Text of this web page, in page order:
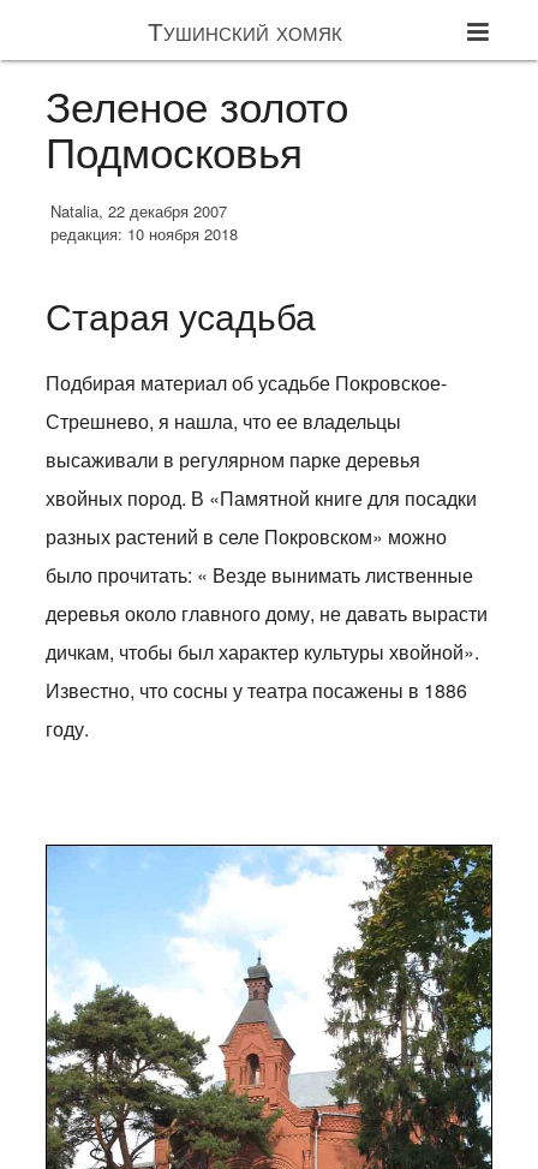
Тушинский хомяк
Зеленое золото
Подмосковья
Natalia, 22 декабря 2007
редакция: 10 ноября 2018
Старая усадьба
Подбирая материал об усадьбе Покровское-
Стрешнево, я нашла, что ее владельцы
высаживали в регулярном парке деревья
хвойных пород. В «Памятной книге для посадки
разных растений в селе Покровском» можно
было прочитать: « Везде вынимать лиственные
деревья около главного дому, не давать вырасти
дичкам, чтобы был характер культуры хвойной».
Известно, что сосны у театра посажены в 1886
году.